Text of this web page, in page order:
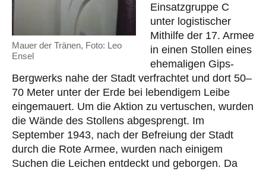
Mauer der Tränen, Foto: Leo
Ensel
Einsatzgruppe C
unter logistischer
Mithilfe der 17. Armee
in einen Stollen eines
ehemaligen Gips-
Bergwerks nahe der Stadt verfrachtet und dort 50–
70 Meter unter der Erde bei lebendigem Leibe
eingemauert. Um die Aktion zu vertuschen, wurden
die Wände des Stollens abgesprengt. Im
September 1943, nach der Befreiung der Stadt
durch die Rote Armee, wurden nach einigem
Suchen die Leichen entdeckt und geborgen. Da